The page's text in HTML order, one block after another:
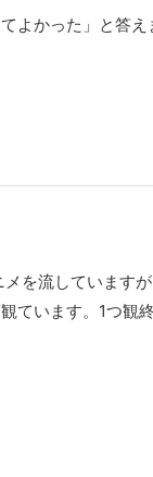
よかった」と答え
を流しています
ています。1つ観終